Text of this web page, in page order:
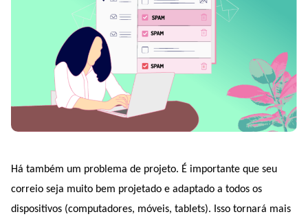
Há também um problema de projeto. É importante que seu
correio seja muito bem projetado e adaptado a todos os
dispositivos (computadores, móveis, tablets). Isso tornará mais